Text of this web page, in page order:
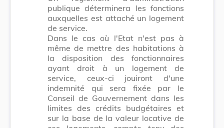
publique déterminera les fonctions
auxquelles est attaché un logement
de service.
Dans le cas où l'Etat n'est pas à
même de mettre des habitations à
la disposition des fonctionnaires
ayant droit à un logement de
service, ceux-ci jouiront d'une
indemnité qui sera fixée par le
Conseil de Gouvernement dans les
limites des crédits budgétaires et
sur la base de la valeur locative de